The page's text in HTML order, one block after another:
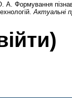
А. Формування
Актуальні